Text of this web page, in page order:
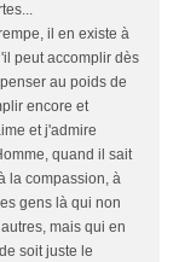
il en existe à
peut accomplir dès
au poids de
encore et
et j'admire
quand il sait
la compassion, à
gens là qui non
mais qui en
soit juste le